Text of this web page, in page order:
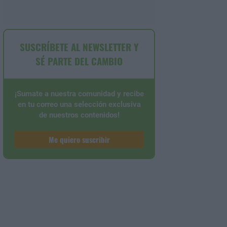
SUSCRÍBETE AL NEWSLETTER Y
SÉ PARTE DEL CAMBIO
¡Sumate a nuestra comunidad y recibe
en tu correo una selección exclusiva
de nuestros contenidos!
Me quiero suscribir